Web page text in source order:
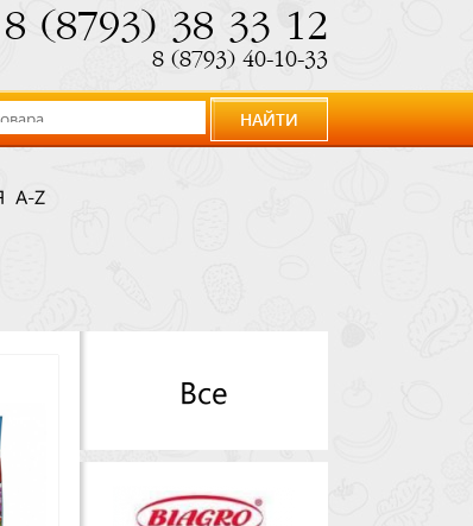
8 (8793) 38 33 12
8 (8793) 40-10-33
НАЙТИ
A-Z
Все